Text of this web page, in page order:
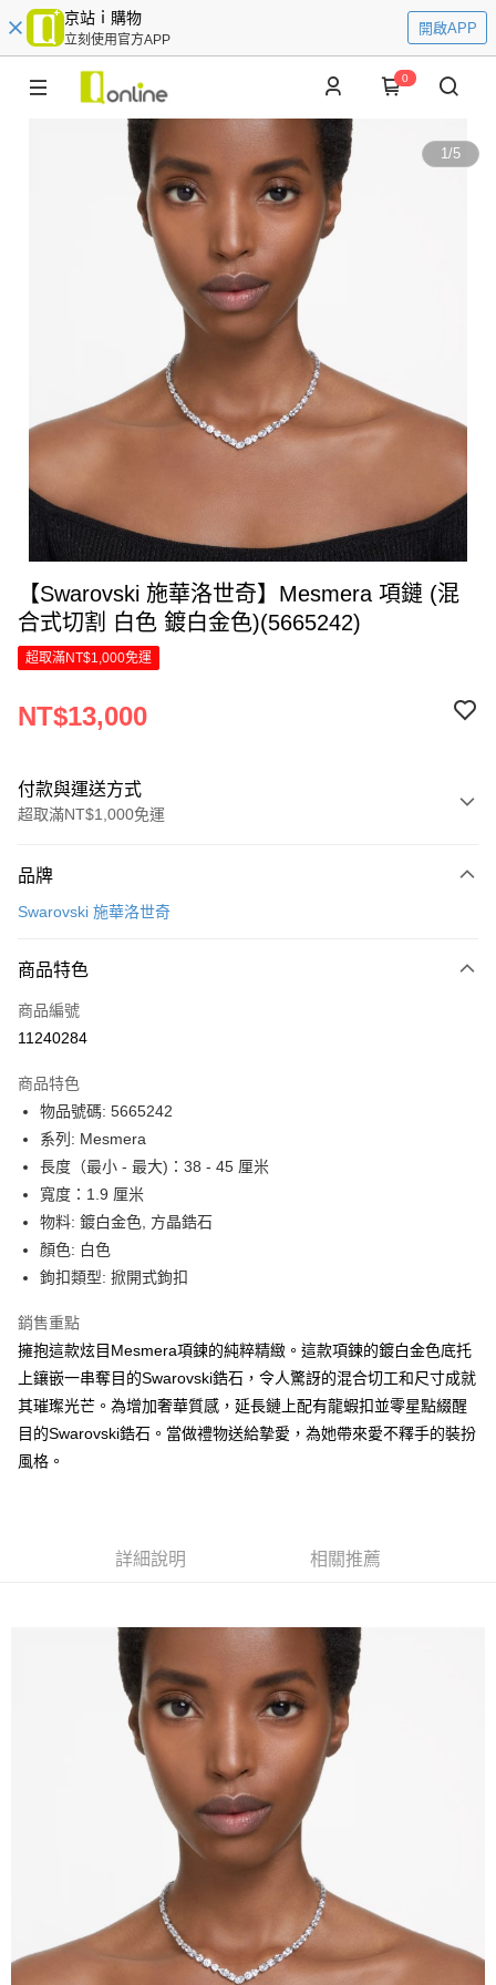
京站ｉ購物
立刻使用官方APP
開啟APP
0
1/5
【Swarovski 施華洛世奇】Mesmera 項鏈 (混
合式切割 白色 鍍白金色)(5665242)
超取滿NT$1,000免運
NT$13,000
付款與運送方式
超取滿NT$1,000免運
信用卡一次付款
6 期 0 利率 每期
合作金庫商業銀行
上海商業儲蓄銀行
臺灣中小企業銀行
匯豐（台灣）商業銀行
聯邦商業銀行
元大商業銀行
永豐商業銀行
玉山商業銀行
台灣樂天信用卡公司
LINE Pay
Apple Pay
街口支付
悠遊付
Google Pay
全盈+PAY
大哥付你分期
相關說明
1.本服務由台灣大哥大提供，台灣大哥大用戶可立即使用無須另外申請。
2.付款方式選擇「大哥付你分期」，訂單成立後會自動跳轉到大哥付的交易
成交易。
3.實際核准額度、可分期數及費用金額請依後續交易確認頁面所載為準。
4.訂單成立30分鐘內，如未前往確認交易或遇審核未通過，訂單將自動取
消。如遇「轉專審核」未通過狀況，表示未達大哥付你分期系統評分，恕無
法說明評估內容。
帳／街口支付／iPASS MONEY」等通路繳費。
1.本服務係由「台灣大哥大股份有限公司」（以下簡稱本公司）所提供，讓
用戶於交易時，得透過本服務購買商品或服務，並由商店將買賣／分期付款
買賣價金債權讓與本公司後，依約使用本公司帳單繳交帳款。
2.基於同意付款使用「大哥付你分期」之契約關係目的，商店將以您的個人
資料（包含姓名、電話或地址）提供予台灣大哥大進項蒐集、處理及利用，
由本公司與您本人進行分期帳單所需資料之確認、核對及更正。
3.完整用戶服務條款，請詳閱以下連結：
https://oppay.tw/userRule
AFTEE先享後付
相關說明
【關於「AFTEE先享後付」】
便利好安心！
１．簡單：不需註冊會員、不需綁卡、不需儲值。
２．便利：只要手機號碼，簡訊認證，即可結帳。
３．安心：先確認商品／服務後，再付款。
結帳頁面，進行簡訊認證並確認金額後，即可完成結帳。
※ 請注意：結帳手續完成當下不需立刻繳費，但若您需要取消訂單，請聯絡
購買商品的店家。未經商家同意取消之訂單仍視為有效，需透過AFTEE先享
後付繳納相關費用。
※ 交易是否成功請以「AFTEE先享後付 」之結帳頁面顯示為準，若有關於
是否繳費成功／繳費後需取消欲退款等相關疑問，請聯繫「AFTEE先享後付
https://netprotections.freshdesk.com/support/home
１．透過由恩沛科技股份有限公司提供之「AFTEE先享後付」服務完成之交
易，需依本服務之必要範圍內提供個人資料，並將交易相關給付款項請求債
權轉讓予恩沛科技股份有限公司。
２．關於個人資料處理事宜，請瀏覽以下網址：
https://aftee.tw/terms/#terms3
３．未成年的使用者請事先徵得法定代理人或監護人之同意方可使用
「AFTEE先享後付」，若未經同意申辦者引起之損失，本公司不負相關責
４．使用「AFTEE先享後付」時，將依據個別帳號之用戶狀況，依本公司即
時審查核予不同之上限額度；若仍有額度不足之情形，本公司將視審查結果
ATM付款
運送方式
付款後7-11取貨
每筆NT$100，滿NT$1,200(含以上)免運費
京站台北店客服中心(1F星巴克旁) 即日起不提供京站紙袋，取件時
請自備購物袋，若需購買紙袋可現場詢問
品牌
Swarovski 施華洛世奇
商品特色
商品編號
11240284
商品特色
物品號碼: 5665242
系列: Mesmera
長度（最小 - 最大)：38 - 45 厘米
寬度：1.9 厘米
物料: 鍍白金色, 方晶鋯石
顏色: 白色
鉤扣類型: 掀開式鉤扣
銷售重點
擁抱這款炫目Mesmera項鍊的純粹精緻。這款項鍊的鍍白金色底托
上鑲嵌一串奪目的Swarovski鋯石，令人驚訝的混合切工和尺寸成就
其璀璨光芒。為增加奢華質感，延長鏈上配有龍蝦扣並零星點綴醒
目的Swarovski鋯石。當做禮物送給摯愛，為她帶來愛不釋手的裝扮
風格。
詳細說明 相關推薦